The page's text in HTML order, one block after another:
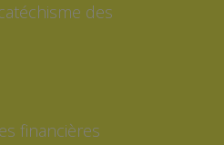
des
financières